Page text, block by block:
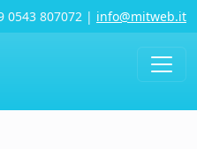
0543 807072 | info@mitweb.it